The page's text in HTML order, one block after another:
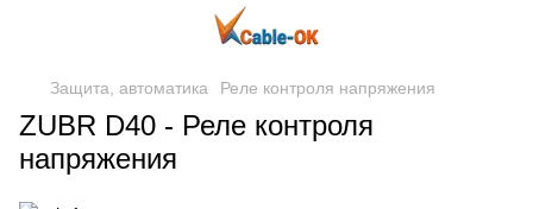
Защита, автоматика Реле контроля напряжения
ZUBR D40 - Реле контроля
напряжения